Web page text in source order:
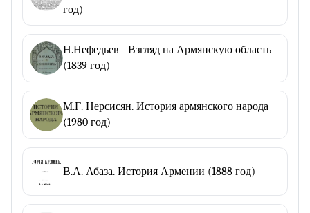
год)
Н.Нефедьев - Взгляд на Армянскую область
(1839 год)
М.Г. Нерсисян. История армянского народа
(1980 год)
В.А. Абаза. История Армении (1888 год)